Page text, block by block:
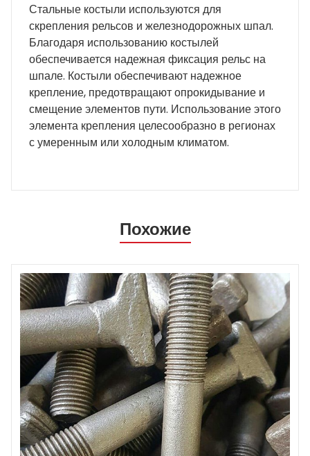
Стальные костыли используются для
скрепления рельсов и железнодорожных шпал.
Благодаря использованию костылей
обеспечивается надежная фиксация рельс на
шпале. Костыли обеспечивают надежное
крепление, предотвращают опрокидывание и
смещение элементов пути. Использование этого
элемента крепления целесообразно в регионах
с умеренным или холодным климатом.
Похожие